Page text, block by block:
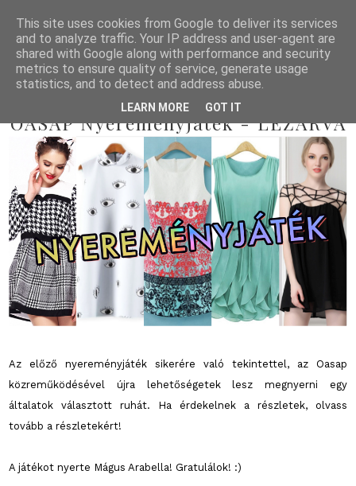
2014/09/15
OASAP Nyereményjáték - LEZÁRVA
Az előző nyereményjáték sikerére való tekintettel, az Oasap
közreműködésével újra lehetőségetek lesz megnyerni egy
általatok választott ruhát. Ha érdekelnek a részletek, olvass
tovább a részletekért!
A játékot nyerte Mágus Arabella! Gratulálok! :)
This site uses cookies from Google to deliver its services
and to analyze traffic. Your IP address and user-agent are
shared with Google along with performance and security
metrics to ensure quality of service, generate usage
statistics, and to detect and address abuse.
LEARN MORE GOT IT